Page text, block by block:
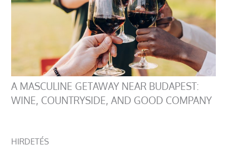
A MASCULINE GETAWAY NEAR BUDAPEST:
WINE, COUNTRYSIDE, AND GOOD COMPANY
HIRDETÉS